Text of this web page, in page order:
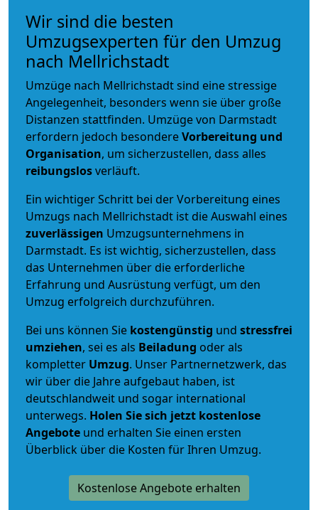
Wir sind die besten
Umzugsexperten für den Umzug
nach Mellrichstadt
Umzüge nach Mellrichstadt sind eine stressige
Angelegenheit, besonders wenn sie über große
Distanzen stattfinden. Umzüge von Darmstadt
erfordern jedoch besondereVorbereitung und
Organisation, um sicherzustellen, dass alles
reibungslosverläuft.
Ein wichtiger Schritt bei der Vorbereitung eines
Umzugs nach Mellrichstadt ist die Auswahl eines
zuverlässigen Umzugsunternehmens in
Darmstadt. Es ist wichtig, sicherzustellen, dass
das Unternehmen über die erforderliche
Erfahrung und Ausrüstung verfügt, um den
Umzug erfolgreich durchzuführen.
Bei uns können Sie kostengünstig und stressfrei
umziehen, sei es als Beiladung oder als
kompletter Umzug. Unser Partnernetzwerk, das
wir über die Jahre aufgebaut haben, ist
deutschlandweit und sogar international
unterwegs. Holen Sie sich jetzt kostenlose
Angebote und erhalten Sie einen ersten
Überblick über die Kosten für Ihren Umzug.
Kostenlose Angebote erhalten